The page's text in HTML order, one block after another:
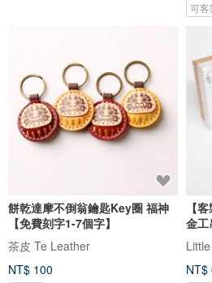
可客
餅乾達摩不倒翁鑰匙Key圈 福神
【免費刻字1-7個字】
茶皮 Te Leather
NT$ 100
【
金工
NT$